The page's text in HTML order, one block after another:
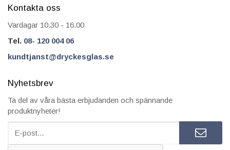
Kontakta oss
Vardagar 10.30 - 16.00
Tel. 08- 120 004 06
kundtjanst@dryckesglas.se
Nyhetsbrev
Ta del av våra bästa erbjudanden och spännande
produktnyheter!